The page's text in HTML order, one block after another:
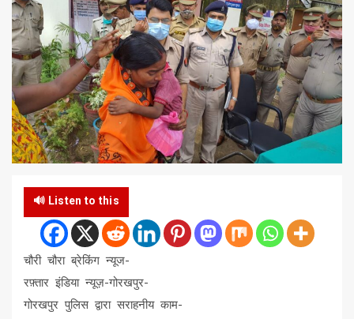
🔊 Listen to this
चौरी चौरा ब्रेकिंग न्यूज-
रफ़्तार इंडिया न्यूज़-गोरखपुर-
गोरखपुर पुलिस द्वारा सराहनीय काम-